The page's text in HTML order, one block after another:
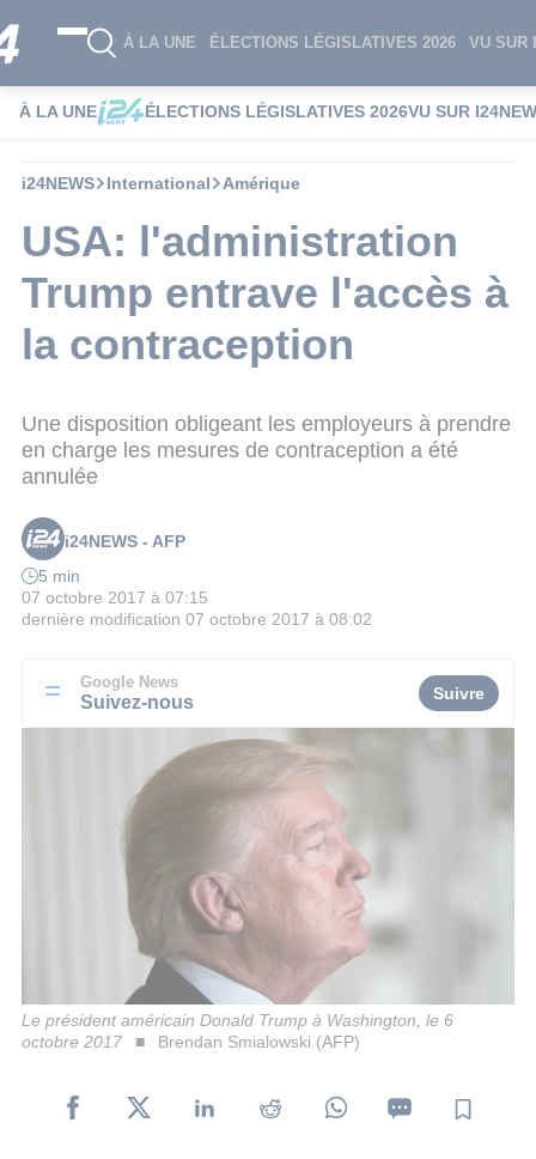
À LA UNE ÉLECTIONS LÉGISLATIVES 2026 VU SUR
À LA UNE ÉLECTIONS LÉGISLATIVES 2026VU SUR
i24NEWS International Amérique
USA: l'administration
Trump entrave l'accès à
la contraception
Une disposition obligeant les employeurs à prendre
en charge les mesures de contraception a été
annulée
i24NEWS - AFP
5 min
07 octobre 2017 à 07:15
dernière modification 07 octobre 2017 à 08:02
Google News
Suivez-nous Suivre
Le président américain Donald Trump à Washington, le 6
octobre 2017
Brendan Smialowski (AFP)